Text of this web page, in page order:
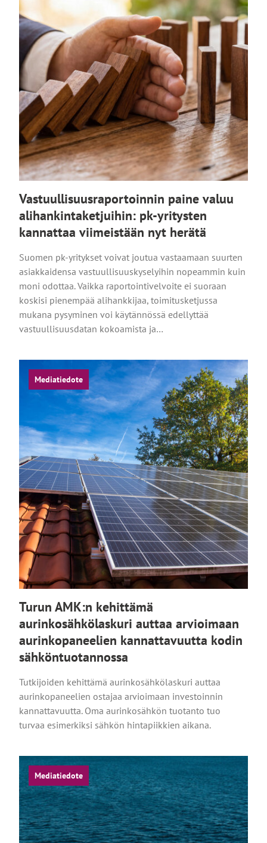
Vastuullisuusraportoinnin paine valuu
alihankintaketjuihin: pk-yritysten
kannattaa viimeistään nyt herätä
Suomen pk-yritykset voivat joutua vastaamaan suurten
asiakkaidensa vastuullisuuskyselyihin nopeammin kuin
moni odottaa. Vaikka raportointivelvoite ei suoraan
koskisi pienempää alihankkijaa, toimitusketjussa
mukana pysyminen voi käytännössä edellyttää
vastuullisuusdatan kokoamista ja…
Mediatiedote
Turun AMK:n kehittämä
aurinkosähkölaskuri auttaa arvioimaan
aurinkopaneelien kannattavuutta kodin
sähköntuotannossa
Tutkijoiden kehittämä aurinkosähkölaskuri auttaa
aurinkopaneelien ostajaa arvioimaan investoinnin
kannattavuutta. Oma aurinkosähkön tuotanto tuo
turvaa esimerkiksi sähkön hintapiikkien aikana.
Mediatiedote